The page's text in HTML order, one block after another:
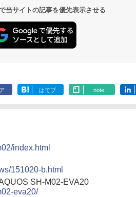
当サイトの記事を優先表示させる
はてブ note
index.html
151020-b.html
SH-M02-EVA20
eva20/